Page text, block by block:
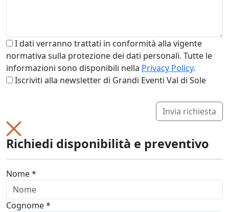
I dati verranno trattati in conformità alla vigente
normativa sulla protezione dei dati personali. Tutte le
informazioni sono disponibili nella Privacy Policy.
Iscriviti alla newsletter di Grandi Eventi Val di Sole
Invia richiesta
Richiedi disponibilità e preventivo
Nome *
Cognome *